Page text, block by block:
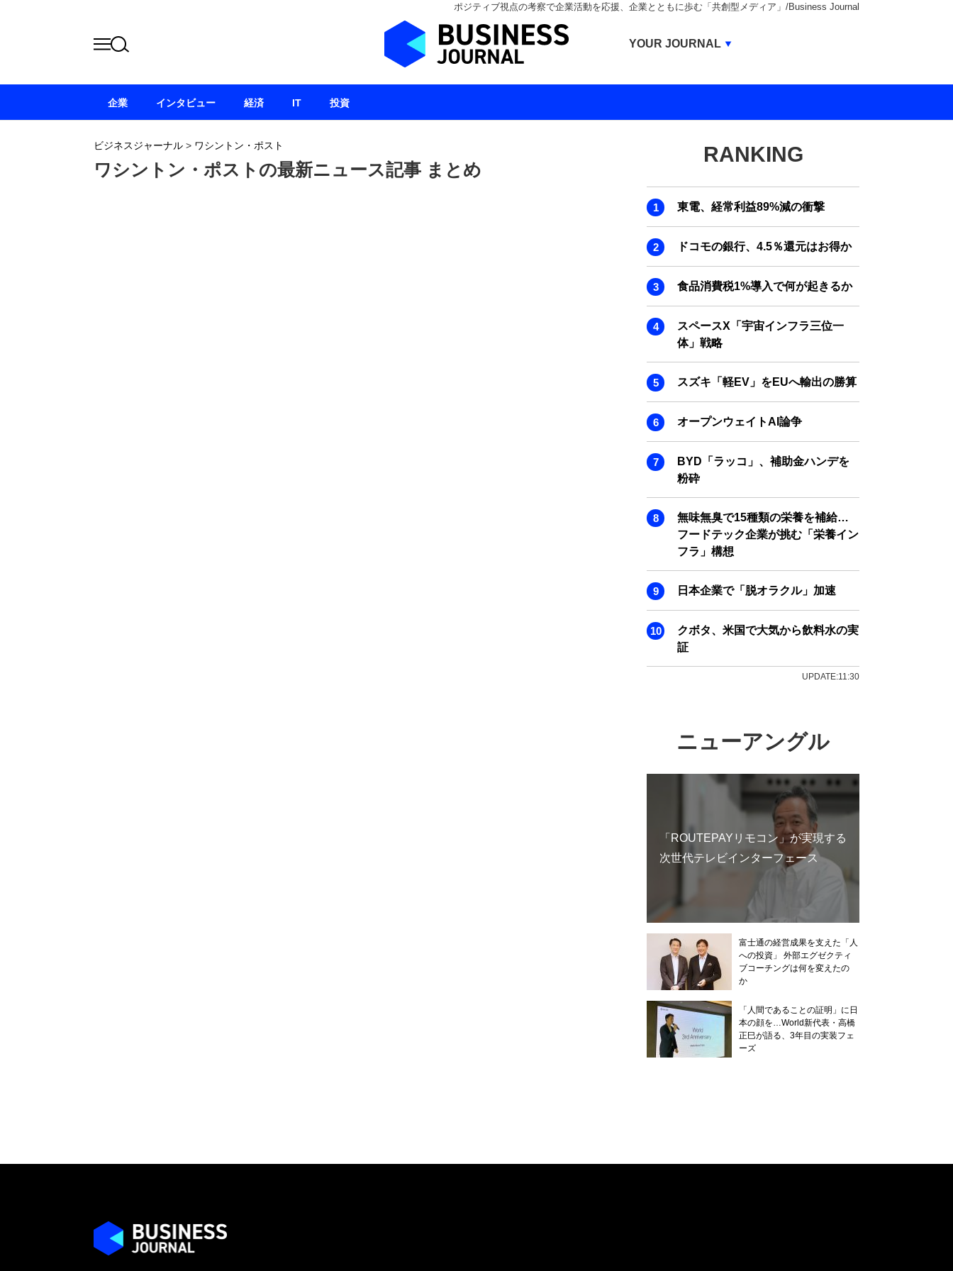
ポジティブ視点の考察で企業活動を応援、企業とともに歩む「共創型メディア」/Business Journal
ビジネスジャーナル > ワシントン・ポスト
ワシントン・ポストの最新ニュース記事 まとめ
RANKING
東電、経常利益89%減の衝撃
ドコモの銀行、4.5％還元はお得か
食品消費税1%導入で何が起きるか
スペースX「宇宙インフラ三位一
体」戦略
スズキ「軽EV」をEUへ輸出の勝算
オープンウェイトAI論争
BYD「ラッコ」、補助金ハンデを
粉砕
無味無臭で15種類の栄養を補給…
フードテック企業が挑む「栄養イン
フラ」構想
日本企業で「脱オラクル」加速
クボタ、米国で大気から飲料水の実
証
UPDATE:11:30
ニューアングル
「ROUTEPAYリモコン」が実現する
次世代テレビインターフェース
富士通の経営成果を支えた「人
への投資」 外部エグゼクティ
ブコーチングは何を変えたの
か
「人間であることの証明」に日
本の顔を…World新代表・高橋
正巳が語る、3年目の実装フェ
ーズ
企業 インタビュー 経済 IT 投資
YOUR JOURNAL
BUSINESS JOURNAL
IVS JOURNAL
ENERGY MANAGEMENT JOURNAL
INBOUND JOURNAL
LIFE ENDING JOURNAL
AI JOURNAL
REAL ESTATE BROKERAGE JOURNAL
SMART MARKETING JOURNAL
BPaaS JOURNAL
ADOPTABLE DOG JOURNAL